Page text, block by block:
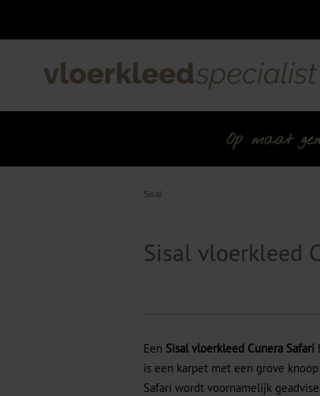
Op maat
Sisal
Sisal vloerkleed
Een Sisal vloerkleed Cunera Safari
is een karpet met een grove
Safari wordt voornamelijk